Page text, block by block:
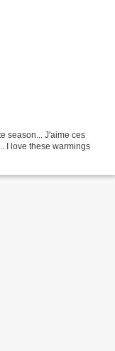
season... J'aime ces
I love these warmings